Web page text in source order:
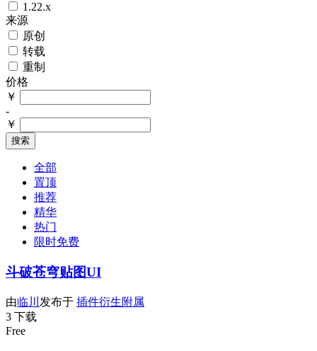
1.22.x
来源
原创
转载
重制
价格
￥
-
￥
搜索
全部
置顶
推荐
精华
热门
限时免费
斗破苍穹贴图UI
由临川 发布于 插件衍生附属
3 下载
Free